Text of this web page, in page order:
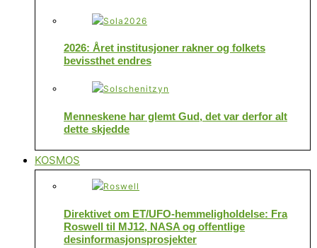
2026: Året institusjoner rakner og folkets
bevissthet endres
Menneskene har glemt Gud, det var derfor alt
dette skjedde
KOSMOS
Direktivet om ET/UFO-hemmeligholdelse: Fra
Roswell til MJ12, NASA og offentlige
desinformasjonsprosjekter